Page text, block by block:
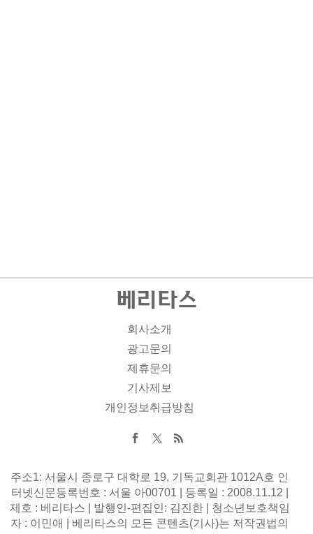
회사소개
광고문의
제휴문의
기사제보
개인정보취급방침
주소1: 서울시 종로구 대학로 19, 기독교회관 1012A호 인
터넷신문등록번호 : 서울 아00701 | 등록일 : 2008.11.12 |
제호 : 베리타스 | 발행인-편집인: 김진한 | 청소년보호책임
자 : 이민애 | 베리타스의 모든 콘텐츠(기사)는 저작권법의